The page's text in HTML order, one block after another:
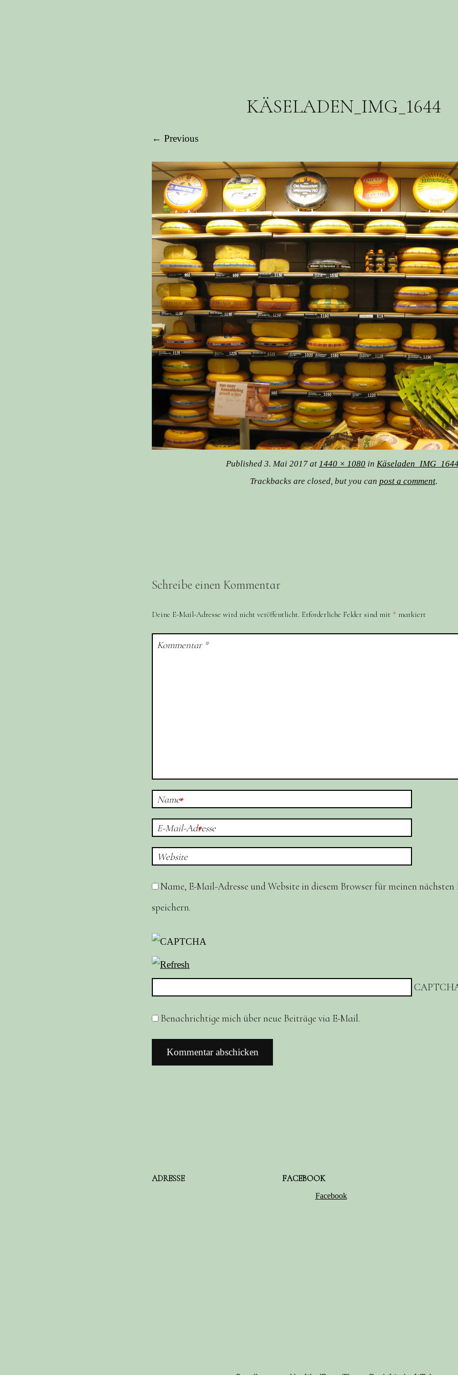
KÄSELADEN_IMG_1644
← Previous
Published 3. Mai 2017 at 1440 × 1080 in
Trackbacks are closed, but you can post a comment.
Schreibe einen Kommentar
Deine E-Mail-Adresse wird nicht veröffentlicht. Erforderliche Felder sind mit * markiert
Kommentar *
Name*
E-Mail-Adresse
*
Website
Name, E-Mail-Adresse und Website in diesem Browser für meinen
speichern.
Benachrichtige mich über neue Beiträge via E-Mail.
ADRESSE FACEBOOK
Facebook